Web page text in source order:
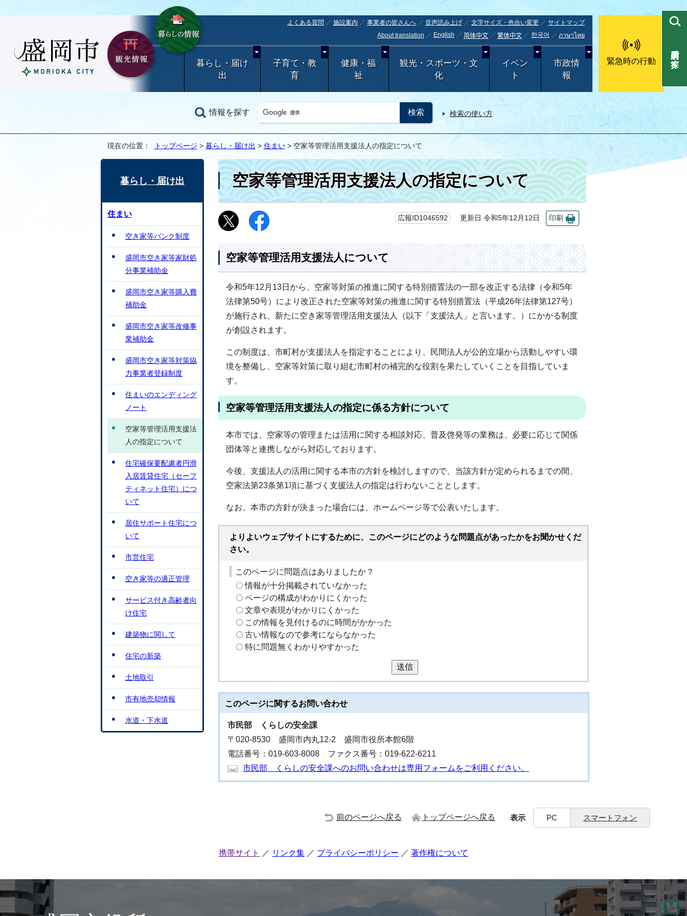
よくある質問 施設案内 事業者の皆さんへ 音声読み上げ 文字サイズ・色合い変更
サイトマップ
About translation
English 简体中文 繁体中文 한국어 ภาษาไทย
暮らし・届け
出
子育て・教
育
健康・福
祉
観光・スポーツ・文
化
イベン
ト
市政情
報
緊急時の行動
情報を探す 検索の使い方
目的別で探す
現在の位置： トップページ > 暮らし・届け出 > 住まい> 空家等管理活用支援法人の指定について
空家等管理活用支援法人の指定について
広報ID1046592 更新日 令和5年12月12日 印刷
空家等管理活用支援法人について
令和5年12月13日から、空家等対策の推進に関する特別措置法の一部を改正する法律（令和5年
法律第50号）により改正された空家等対策の推進に関する特別措置法（平成26年法律第127号）
が施行され、新たに空き家等管理活用支援法人（以下「支援法人」と言います。）にかかる制度
が創設されます。
この制度は、市町村が支援法人を指定することにより、民間法人が公的立場から活動しやすい環
境を整備し、空家等対策に取り組む市町村の補完的な役割を果たしていくことを目指していま
す。
空家等管理活用支援法人の指定に係る方針について
本市では、空家等の管理または活用に関する相談対応、普及啓発等の業務は、必要に応じて関係
団体等と連携しながら対応しております。
今後、支援法人の活用に関する本市の方針を検討しますので、当該方針が定められるまでの間、
空家法第23条第1項に基づく支援法人の指定は行わないこととします。
なお、本市の方針が決まった場合には、ホームページ等で公表いたします。
よりよいウェブサイトにするために、このページにどのような問題点があったかをお聞かせくだ
さい。
このページに問題点はありましたか？
情報が十分掲載されていなかった
ページの構成がわかりにくかった
文章や表現がわかりにくかった
この情報を見付けるのに時間がかかった
古い情報なので参考にならなかった
特に問題無くわかりやすかった
送信
このページに関するお問い合わせ
市民部
くらしの安全課
〒020-8530 盛岡市内丸12-2 盛岡市役所本館6階
電話番号：019-603-8008 ファクス番号：019-622-6211
市民部 くらしの安全課へのお問い合わせは専用フォームをご利用ください。
暮らし・届け出
住まい
空き家等バンク制度
盛岡市空き家等家財処
分事業補助金
盛岡市空き家等購入費
補助金
盛岡市空き家等改修事
業補助金
盛岡市空き家等対策協
力事業者登録制度
住まいのエンディング
ノート
空家等管理活用支援法
人の指定について
住宅確保要配慮者円滑
入居賃貸住宅（セーフ
ティネット住宅）につ
いて
居住サポート住宅につ
いて
市営住宅
空き家等の適正管理
サービス付き高齢者向
け住宅
建築物に関して
住宅の新築
土地取引
市有地売却情報
水道・下水道
前のページへ戻る トップページへ戻る 表示 PC スマートフォン
携帯サイト リンク集 プライバシーポリシー 著作権について